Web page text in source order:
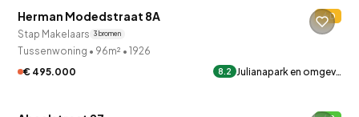
Herman Modedstraat 8A D
Stap Makelaars 3 bronnen
Tussenwoning • 96m² • 1926
€ 495.000
8.2 Julianapark en omgev…
QUICKLANE™